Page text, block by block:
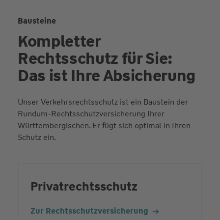
Bausteine
Kompletter
Rechtsschutz für Sie:
Das ist Ihre Absicherung
Unser Verkehrsrechtsschutz ist ein Baustein der
Rundum-Rechtsschutzversicherung Ihrer
Württembergischen. Er fügt sich optimal in Ihren
Schutz ein.
Privatrechtsschutz
Zur Rechtsschutzversicherung